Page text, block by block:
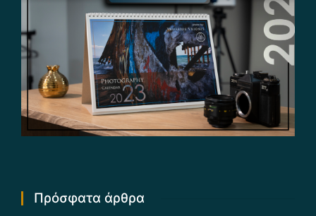
Πρόσφατα άρθρα